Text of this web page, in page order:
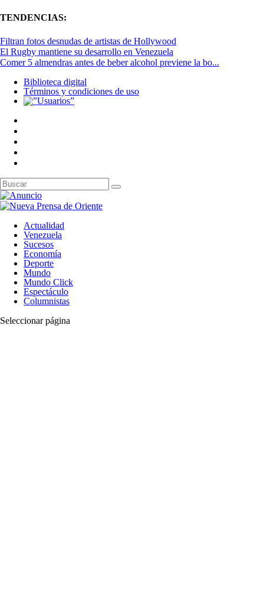
TENDENCIAS:
Filtran fotos desnudas de artistas de Hollywood
El Rugby mantiene su desarrollo en Venezuela
Comer 5 almendras antes de beber alcohol previene la bo...
Biblioteca digital
Términos y condiciones de uso
Actualidad
Venezuela
Sucesos
Economía
Deporte
Mundo
Mundo Click
Espectáculo
Columnistas
Seleccionar página